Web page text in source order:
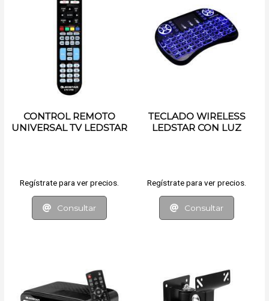
CONTROL REMOTO
UNIVERSAL TV LEDSTAR
Regístrate para ver precios.
Consultar
TECLADO WIRELESS
LEDSTAR CON LUZ
Regístrate para ver precios.
Consultar